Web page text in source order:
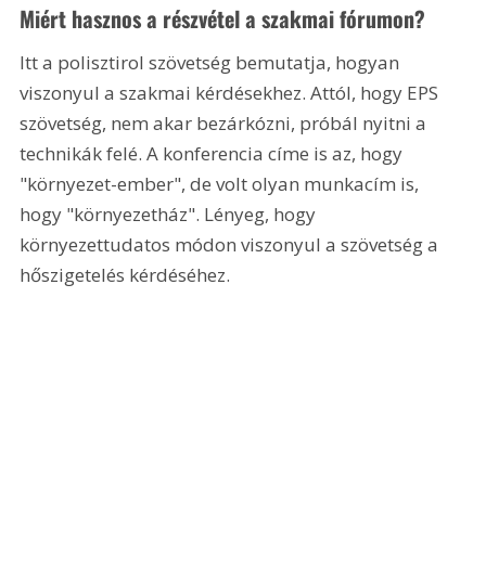
Miért hasznos a részvétel a szakmai fórumon?
Itt a polisztirol szövetség bemutatja, hogyan
viszonyul a szakmai kérdésekhez. Attól, hogy EPS
szövetség, nem akar bezárkózni, próbál nyitni a
technikák felé. A konferencia címe is az, hogy
"környezet-ember", de volt olyan munkacím is,
hogy "környezetház". Lényeg, hogy
környezettudatos módon viszonyul a szövetség a
hőszigetelés kérdéséhez.